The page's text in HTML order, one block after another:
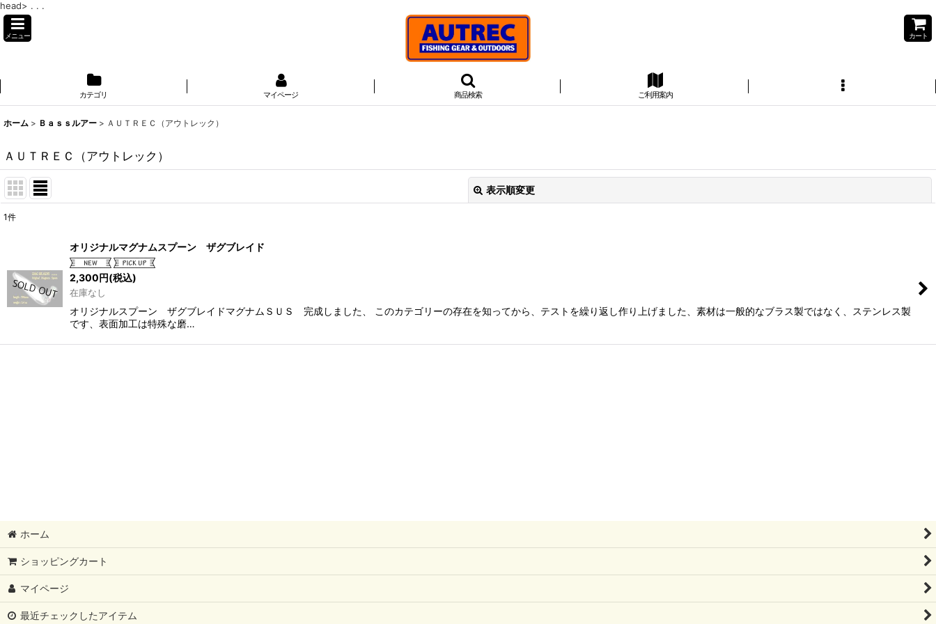
head> . . .
メニュー カート
カテゴリ マイページ 商品検索 ご利用案内
ホーム > Ｂａｓｓルアー > ＡＵＴＲＥＣ（アウトレック）
ＡＵＴＲＥＣ（アウトレック）
表示順変更
並び順:
絞り込む
1件
オリジナルマグナムスプーン ザグブレイド
2,300円(税込)
在庫なし
オリジナルスプーン ザグブレイドマグナムＳＵＳ 完成しました、 このカテゴリーの存在を知ってから、テストを繰り返し作り上げました、素材は一般的なブラス製ではなく、ステンレス製
です、表面加工は特殊な磨…
ホーム
ショッピングカート
マイページ
最近チェックしたアイテム